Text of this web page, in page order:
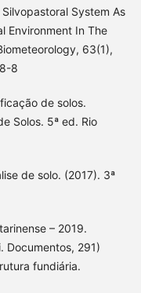
System As
Environment In The
63(1),
8
de solos.
Solos. 5ª ed. Rio
de solo. (2017). 3ª
– 2019.
Documentos, 291)
fundiária.